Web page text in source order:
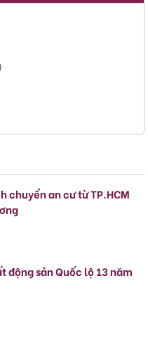
chuyển an cư từ TP.HCM
động sản Quốc lộ 13 năm